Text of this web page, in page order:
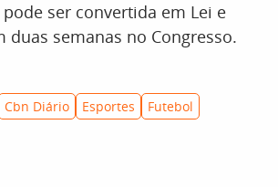
ser convertida em Lei e
duas semanas no Congresso.
Cbn Diário Esportes
Futebol